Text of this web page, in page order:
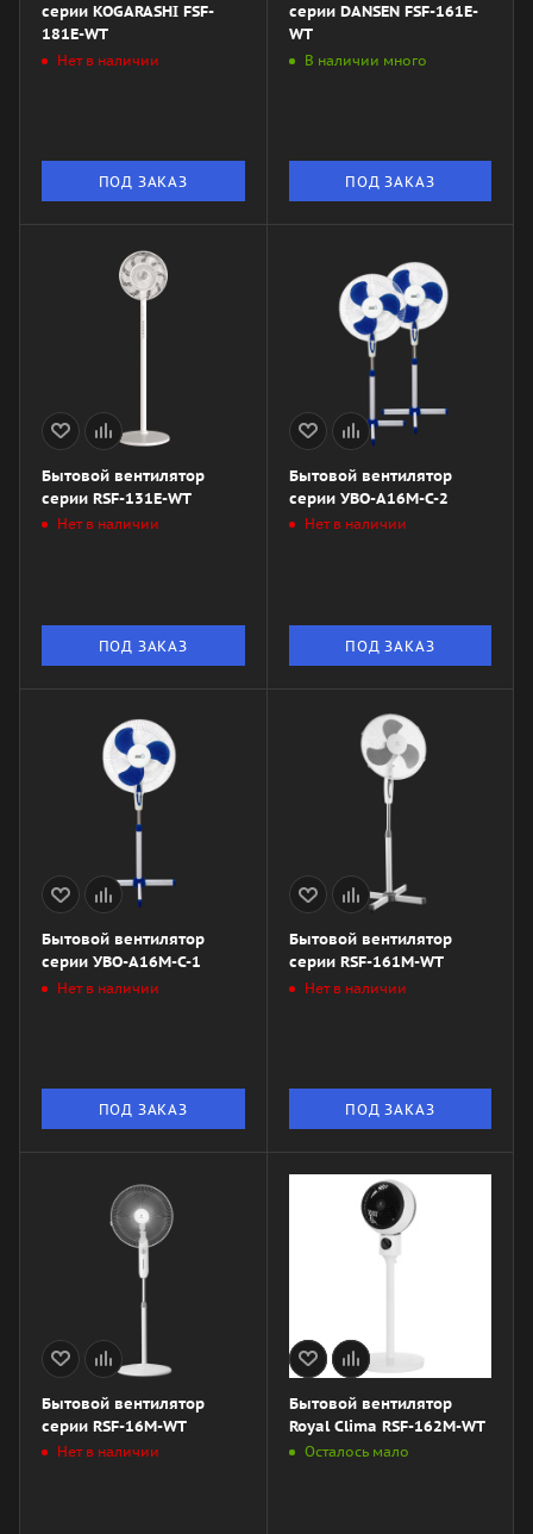
серии KOGARASHI FSF-
181E-WT
Нет в наличии
ПОД ЗАКАЗ
серии DANSEN FSF-161E-
WT
В наличии много
ПОД ЗАКАЗ
Бытовой вентилятор
серии RSF-131E-WT
Нет в наличии
ПОД ЗАКАЗ
Бытовой вентилятор
серии УВО-A16М-С-2
Нет в наличии
ПОД ЗАКАЗ
Бытовой вентилятор
серии УВО-A16М-С-1
Нет в наличии
ПОД ЗАКАЗ
Бытовой вентилятор
серии RSF-161M-WT
Нет в наличии
ПОД ЗАКАЗ
Бытовой вентилятор
серии RSF-16M-WT
Нет в наличии
Бытовой вентилятор
Royal Clima RSF-162M-WT
Осталось мало